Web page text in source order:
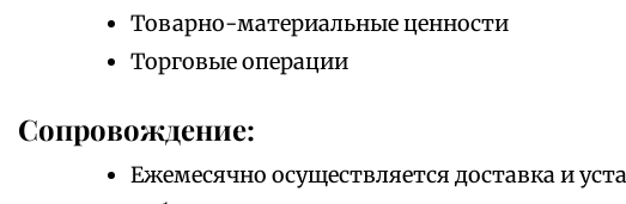
Товарно-материальные ценности
Торговые операции
Сопровождение:
Ежемесячно осуществляется доставка и